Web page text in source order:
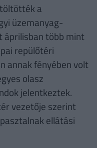
a
üzemanyag-
áprilisban több mint
repülőtéri
annak fényében volt
olasz
jelentkeztek.
vezetője szerint
ellátási